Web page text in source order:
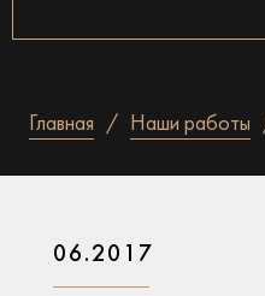
Главная Наши работы
06.2017